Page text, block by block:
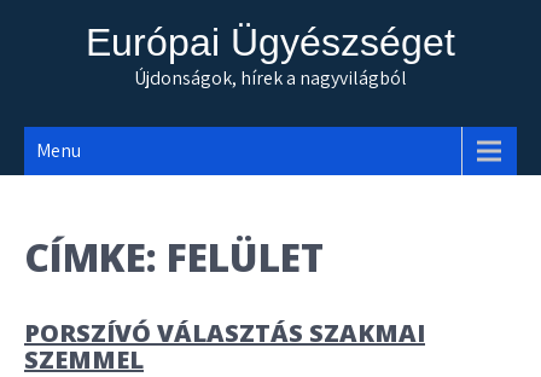
Európai Ügyészséget
Újdonságok, hírek a nagyvilágból
Menu
CÍMKE: FELÜLET
PORSZÍVÓ VÁLASZTÁS SZAKMAI
SZEMMEL